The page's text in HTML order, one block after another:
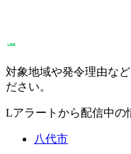
対象地域や発令理由な
ださい。
Lアラートから配信中の
八代市